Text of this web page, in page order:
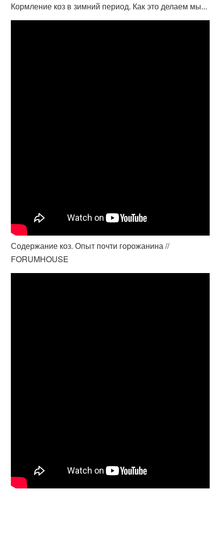
Кормление коз в зимний период. Как это делаем мы...
Содержание коз. Опыт почти горожанина //
FORUMHOUSE